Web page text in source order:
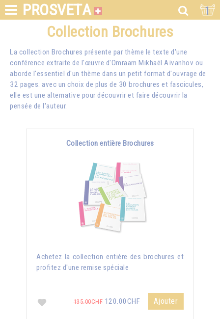
PROSVETA 1
Collection Brochures
La collection Brochures présente par thème le texte d'une
conférence extraite de l'œuvre d'Omraam Mikhaël Aïvanhov ou
aborde l'essentiel d'un thème dans un petit format d'ouvrage de
32 pages. avec un choix de plus de 30 brochures et fascicules,
elle est une alternative pour découvrir et faire découvrir la
pensée de l'auteur.
Collection entière Brochures
Achetez la collection entière des brochures et
profitez d'une remise spéciale
135.00CHF 120.00CHF Ajouter